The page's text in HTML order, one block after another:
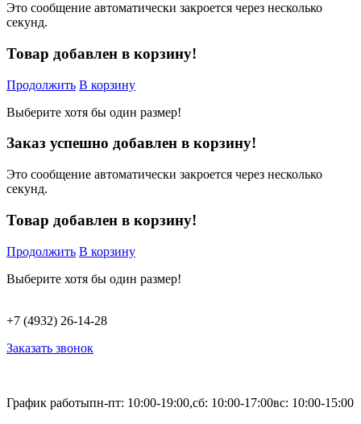
Это сообщение автоматически закроется через несколько
секунд.
Товар добавлен в корзину!
Продолжить В корзину
Выберите хотя бы один размер!
Заказ успешно добавлен в корзину!
Это сообщение автоматически закроется через несколько
секунд.
Товар добавлен в корзину!
Продолжить В корзину
Выберите хотя бы один размер!
+7 (4932) 26-14-28
Заказать звонок
График работыпн-пт: 10:00-19:00,сб: 10:00-17:00вс: 10:00-15:00